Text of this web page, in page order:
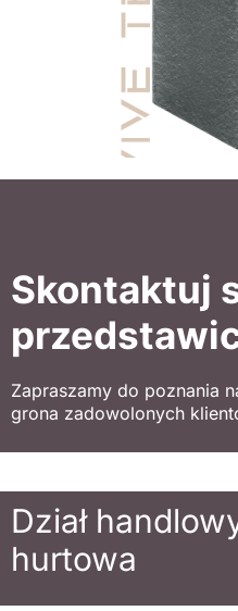
Skontaktuj
Zapraszamy do poznania
grona zadowolonych
Dział
hurtowa